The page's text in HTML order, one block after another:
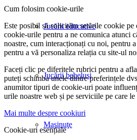
Jucării educative
Jucării bebeluşi
Maşinuţe
Cum folosim cookie-urile
Este posibil să solicităm setările cookie
cookie-urile pentru a ne comunica atunci
noastre, cum interacționați cu noi, pentru
pentru a vă personaliza relația cu site-ul
Faceți clic pe diferitele rubrici pentru a
puteți schimba unele dintre preferințele
anumitor tipuri de cookie-uri poate
urile noastre web și pe serviciile pe care
Mai multe despre cookiuri
Cookie-uri esențiale